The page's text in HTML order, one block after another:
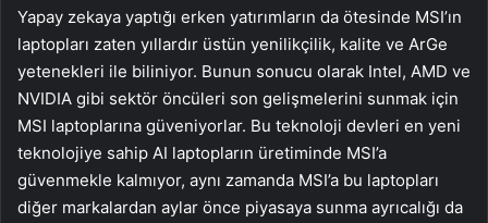
Yapay zekaya yaptığı erken yatırımların da ötesinde MSI’ın
laptopları zaten yıllardır üstün yenilikçilik, kalite ve ArGe
yetenekleri ile biliniyor. Bunun sonucu olarak Intel, AMD ve
NVIDIA gibi sektör öncüleri son gelişmelerini sunmak için
MSI laptoplarına güveniyorlar. Bu teknoloji devleri en yeni
teknolojiye sahip AI laptopların üretiminde MSI’a
güvenmekle kalmıyor, aynı zamanda MSI’a bu laptopları
diğer markalardan aylar önce piyasaya sunma ayrıcalığı da